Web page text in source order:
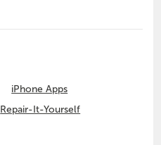
iPhone Apps
Repair-It-Yourself